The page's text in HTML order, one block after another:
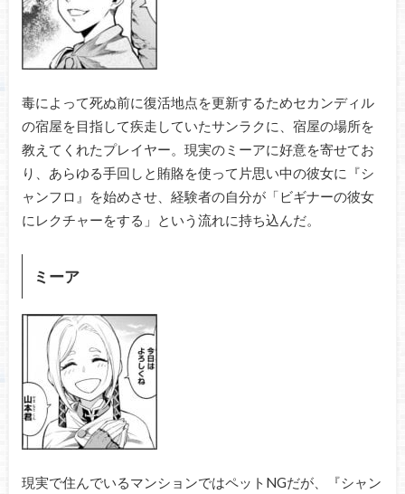
毒によって死ぬ前に復活地点を更新するためセカンディル
の宿屋を目指して疾走していたサンラクに、宿屋の場所を
教えてくれたプレイヤー。現実のミーアに好意を寄せてお
り、あらゆる手回しと賄賂を使って片思い中の彼女に『シ
ャンフロ』を始めさせ、経験者の自分が「ビギナーの彼女
にレクチャーをする」という流れに持ち込んだ。
ミーア
現実で住んでいるマンションではペットNGだが、『シャン